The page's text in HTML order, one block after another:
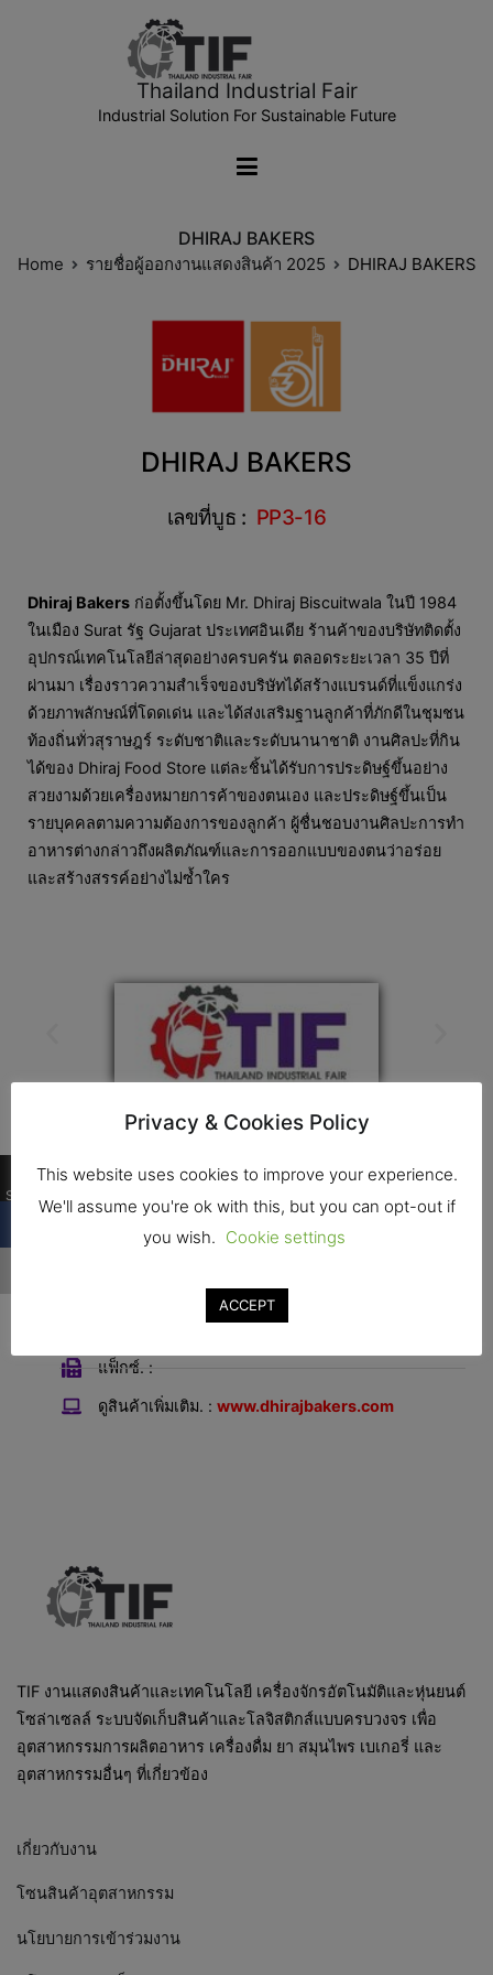
Thailand Industrial Fair
Industrial Solution For Sustainable Future
DHIRAJ BAKERS
Home รายชื่อผู้ออกงานแสดงสินค้า 2025 DHIRAJ BAKERS
DHIRAJ BAKERS
เลขที่บูธ : PP3-16
Dhiraj Bakers ก่อตั้งขึ้นโดย Mr. Dhiraj Biscuitwala ในปี 1984
ในเมือง Surat รัฐ Gujarat ประเทศอินเดีย ร้านค้าของบริษัทติดตั้ง
อุปกรณ์เทคโนโลยีล่าสุดอย่างครบครัน ตลอดระยะเวลา 35 ปีที่
ผ่านมา เรื่องราวความสำเร็จของบริษัทได้สร้างแบรนด์ที่แข็งแกร่ง
ด้วยภาพลักษณ์ที่โดดเด่น และได้ส่งเสริมฐานลูกค้าที่ภักดีในชุมชน
ท้องถิ่นทั่วสุราษฎร์ ระดับชาติและระดับนานาชาติ งานศิลปะที่กิน
ได้ของ Dhiraj Food Store แต่ละชิ้นได้รับการประดิษฐ์ขึ้นอย่าง
สวยงามด้วยเครื่องหมายการค้าของตนเอง และประดิษฐ์ขึ้นเป็น
รายบุคคลตามความต้องการของลูกค้า ผู้ชื่นชอบงานศิลปะการทำ
อาหารต่างกล่าวถึงผลิตภัณฑ์และการออกแบบของตนว่าอร่อย
และสร้างสรรค์อย่างไม่ซ้ำใคร
ติดต่อ
ที่อยุ่ : A 19/20 Bhavani complex opp. CNG pump,
โทร. : +91-9512882881
แฟ็กซ์. :
ดูสินค้าเพิ่มเติม. :www.dhirajbakers.com
TIF งานแสดงสินค้าและเทคโนโลยี เครื่องจักรอัตโนมัติและหุ่นยนต์
โซล่าเซลล์ ระบบจัดเก็บสินค้าและโลจิสติกส์แบบครบวงจร เพื่อ
อุตสาหกรรมการผลิตอาหาร เครื่องดื่ม ยา สมุนไพร เบเกอรี่ และ
อุตสาหกรรมอื่นๆ ที่เกี่ยวข้อง
เกี่ยวกับงาน
โซนสินค้าอุตสาหกรรม
นโยบายการเข้าร่วมงาน
Privacy & Cookies Policy
This website uses cookies to improve your experience.
We'll assume you're ok with this, but you can opt-out if
you wish. Cookie settings
ACCEPT
Shares